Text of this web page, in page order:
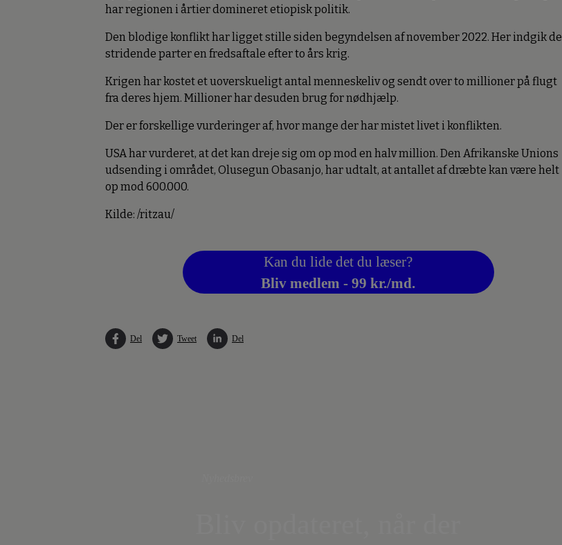
har regionen i årtier domineret etiopisk politik.
Den blodige konflikt har ligget stille siden begyndelsen af november 2022. Her indgik de
stridende parter en fredsaftale efter to års krig.
Krigen har kostet et uoverskueligt antal menneskeliv og sendt over to millioner på flugt
fra deres hjem. Millioner har desuden brug for nødhjælp.
Der er forskellige vurderinger af, hvor mange der har mistet livet i konflikten.
USA har vurderet, at det kan dreje sig om op mod en halv million. Den Afrikanske Unions
udsending i området, Olusegun Obasanjo, har udtalt, at antallet af dræbte kan være helt
op mod 600.000.
Kilde: /ritzau/
Kan du lide det du læser?
Bliv medlem - 99 kr./md.
Del Tweet Del